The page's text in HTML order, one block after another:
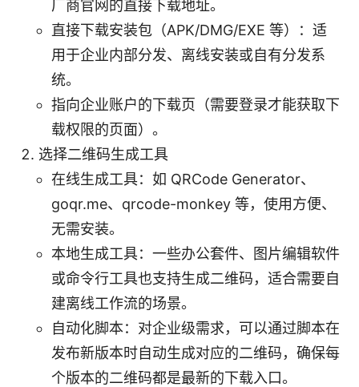
厂商官网的直接下载地址。
直接下载安装包（APK/DMG/EXE 等）：适
用于企业内部分发、离线安装或自有分发系
统。
指向企业账户的下载页（需要登录才能获取下
载权限的页面）。
选择二维码生成工具
在线生成工具：如 QRCode Generator、
goqr.me、qrcode-monkey 等，使用方便、
无需安装。
本地生成工具：一些办公套件、图片编辑软件
或命令行工具也支持生成二维码，适合需要自
建离线工作流的场景。
自动化脚本：对企业级需求，可以通过脚本在
发布新版本时自动生成对应的二维码，确保每
个版本的二维码都是最新的下载入口。